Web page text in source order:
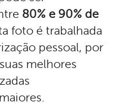
80% e 90% de
foto é trabalhada
pessoal, por
melhores